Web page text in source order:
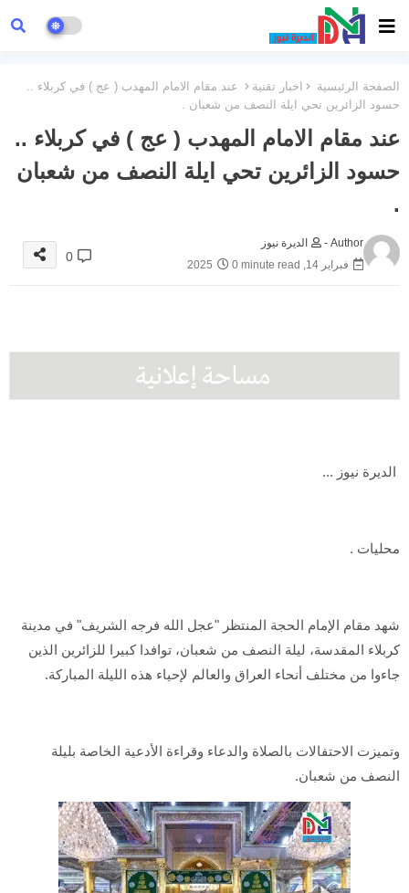
الصفحة الرئيسية اخبار تقنية
عند مقام الامام المهدب ( عج ) في كربلاء ..
حسود الزائرين تحي ايلة النصف من شعبان .
عند مقام الامام المهدب ( عج ) في كربلاء ..
حسود الزائرين تحي ايلة النصف من شعبان
.
Author -
الديرة نيوز
فبراير 14, 2025
0 minute read
0
الديرة نيوز ...
محليات .
شهد مقام الإمام الحجة المنتظر "عجل الله فرجه الشريف" في مدينة
كربلاء المقدسة، ليلة النصف من شعبان، توافدا كبيرا للزائرين الذين
جاءوا من مختلف أنحاء العراق والعالم لإحياء هذه الليلة المباركة.
وتميزت الاحتفالات بالصلاة والدعاء وقراءة الأدعية الخاصة بليلة
النصف من شعبان.